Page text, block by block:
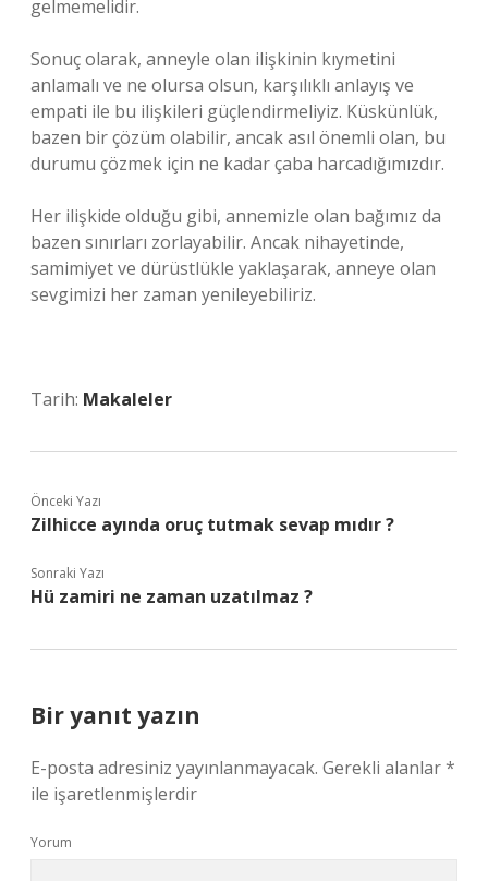
gelmemelidir.
Sonuç olarak, anneyle olan ilişkinin kıymetini
anlamalı ve ne olursa olsun, karşılıklı anlayış ve
empati ile bu ilişkileri güçlendirmeliyiz. Küskünlük,
bazen bir çözüm olabilir, ancak asıl önemli olan, bu
durumu çözmek için ne kadar çaba harcadığımızdır.
Her ilişkide olduğu gibi, annemizle olan bağımız da
bazen sınırları zorlayabilir. Ancak nihayetinde,
samimiyet ve dürüstlükle yaklaşarak, anneye olan
sevgimizi her zaman yenileyebiliriz.
Tarih: Makaleler
Önceki Yazı
Zilhicce ayında oruç tutmak sevap mıdır ?
Sonraki Yazı
Hü zamiri ne zaman uzatılmaz ?
Bir yanıt yazın
E-posta adresiniz yayınlanmayacak. Gerekli alanlar*
ile işaretlenmişlerdir
Yorum